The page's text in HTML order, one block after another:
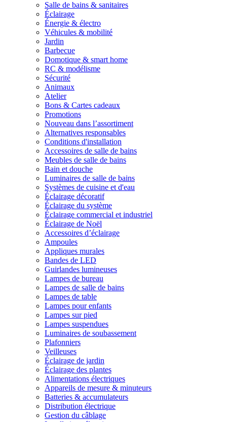
Salle de bains & sanitaires
Éclairage
Énergie & électro
Véhicules & mobilité
Jardin
Barbecue
Domotique & smart home
RC & modélisme
Sécurité
Animaux
Atelier
Bons & Cartes cadeaux
Promotions
Nouveau dans l’assortiment
Alternatives responsables
Conditions d'installation
Accessoires de salle de bains
Meubles de salle de bains
Bain et douche
Luminaires de salle de bains
Systèmes de cuisine et d'eau
Éclairage décoratif
Éclairage du système
Éclairage commercial et industriel
Éclairage de Noël
Accessoires d’éclairage
Ampoules
Appliques murales
Bandes de LED
Guirlandes lumineuses
Lampes de bureau
Lampes de salle de bains
Lampes de table
Lampes pour enfants
Lampes sur pied
Lampes suspendues
Luminaires de soubassement
Plafonniers
Veilleuses
Éclairage de jardin
Éclairage des plantes
Alimentations électriques
Appareils de mesure & minuteurs
Batteries & accumulateurs
Distribution électrique
Gestion du câblage